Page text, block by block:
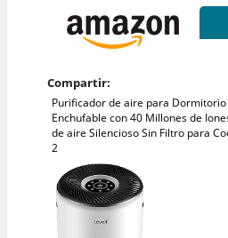
Compartir:
Purificador de aire para
Enchufable con 40 Millones de
de aire Silencioso Sin Filtro para
2